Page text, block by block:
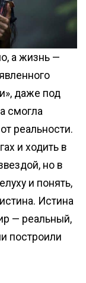
а жизнь —
даже под
смогла
реальности.
и ходить в
но в
и понять,
Истина
— реальный,
построили